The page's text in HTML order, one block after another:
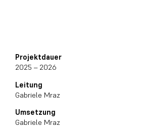
Projektdauer
2025 – 2026
Leitung
Gabriele Mraz
Umsetzung
Gabriele Mraz